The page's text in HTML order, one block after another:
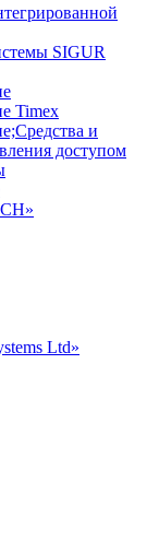
SIGUR
Timex
и
доступом
Ltd»